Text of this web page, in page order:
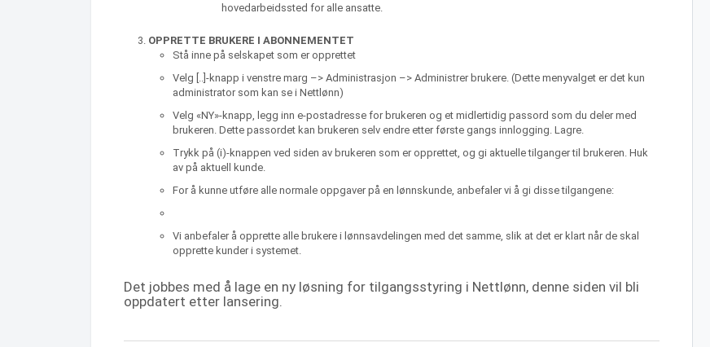
hovedarbeidssted for alle ansatte.
OPPRETTE BRUKERE I ABONNEMENTET
Stå inne på selskapet som er opprettet
Velg [..]-knapp i venstre marg –> Administrasjon –> Administrer brukere. (Dette menyvalget er det kun
administrator som kan se i Nettlønn)
Velg «NY»-knapp, legg inn e-postadresse for brukeren og et midlertidig passord som du deler med
brukeren. Dette passordet kan brukeren selv endre etter første gangs innlogging. Lagre.
Trykk på (i)-knappen ved siden av brukeren som er opprettet, og gi aktuelle tilganger til brukeren. Huk
av på aktuell kunde.
For å kunne utføre alle normale oppgaver på en lønnskunde, anbefaler vi å gi disse tilgangene:
Vi anbefaler å opprette alle brukere i lønnsavdelingen med det samme, slik at det er klart når de skal
opprette kunder i systemet.
Det jobbes med å lage en ny løsning for tilgangsstyring i Nettlønn, denne siden vil bli
oppdatert etter lansering.